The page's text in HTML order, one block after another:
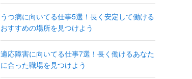
うつ病に向いてる仕事5選！長く安定して働ける
おすすめの場所を見つけよう
適応障害に向いてる仕事7選！長く働けるあなた
に合った職場を見つけよう